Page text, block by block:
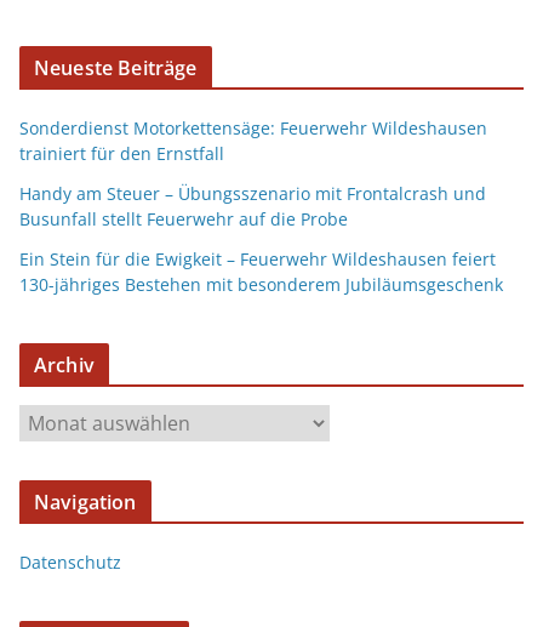
Neueste Beiträge
Sonderdienst Motorkettensäge: Feuerwehr Wildeshausen
trainiert für den Ernstfall
Handy am Steuer – Übungsszenario mit Frontalcrash und
Busunfall stellt Feuerwehr auf die Probe
Ein Stein für die Ewigkeit – Feuerwehr Wildeshausen feiert
130-jähriges Bestehen mit besonderem Jubiläumsgeschenk
Archiv
Navigation
Datenschutz